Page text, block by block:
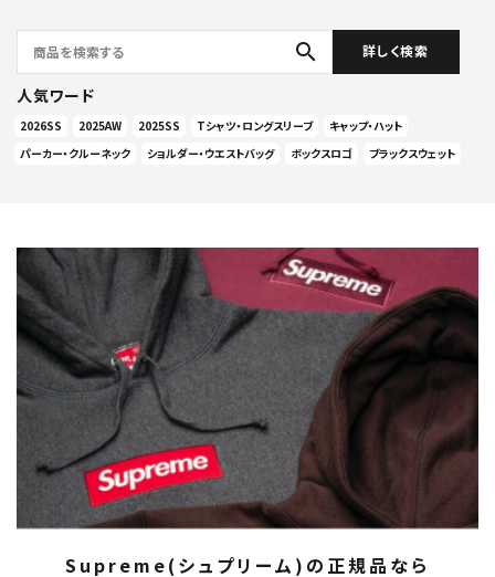
search 詳しく検索
人気ワード
2026SS 2025AW 2025SS Tシャツ・ロングスリーブ
キャップ・ハット
パーカー・クルーネック
ショルダー・ウエストバッグ ボックスロゴ ブラックスウェット
Supreme(シュプリーム)の正規品なら